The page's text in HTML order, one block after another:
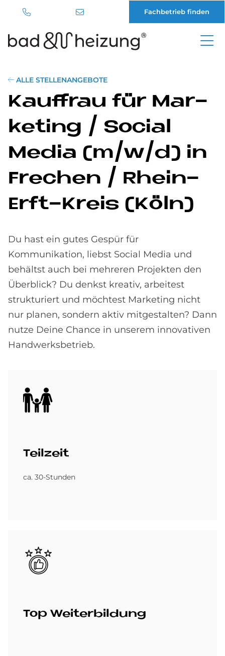
Inhalt
Fachbetrieb finden
ALLE STELLENANGEBOTE
Kauf­frau für Mar­
ke­ting / So­cial
Me­dia (m/w/d) in
Fre­chen / Rhein-
Erft-Kreis (Köln)
Du hast ein gutes Gespür für
Kommunikation, liebst Social Media und
behältst auch bei mehreren Projekten den
Überblick? Du denkst kreativ, arbeitest
strukturiert und möchtest Marketing nicht
nur planen, sondern aktiv mitgestalten? Dann
nutze Deine Chance in unserem innovativen
Handwerksbetrieb.
Bild
Teil­zeit
ca. 30-Stunden
Bild
Top Wei­ter­bil­dung